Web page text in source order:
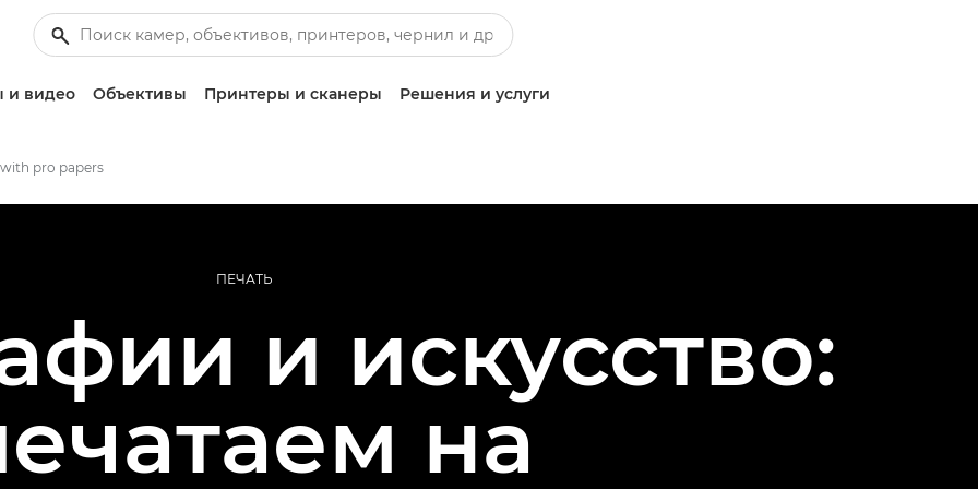
и видео Объективы Принтеры и сканеры Решения и услуги
pro papers
ПЕЧАТЬ
и искусство:
на